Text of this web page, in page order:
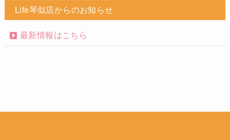
Life琴似店からのお知らせ
最新情報はこちら